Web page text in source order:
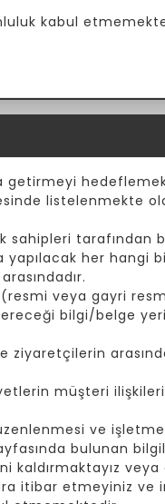
kabul
getirmeyi
listelenmekte
sahipleri
yapılacak her
veya gayri
bilgi/belge
ziyaretçilerin
müşteri
ve işletme
bulunan
itibar etmeyiniz ve